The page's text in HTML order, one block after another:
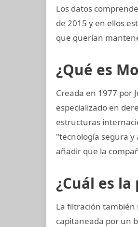
Los datos
de 2015 y en ellos
que querían
¿Qué es
Creada en 1977 por
especializado en
estructuras
"tecnología segura
añadir que la
¿Cuál es
La filtración
capitaneada por un